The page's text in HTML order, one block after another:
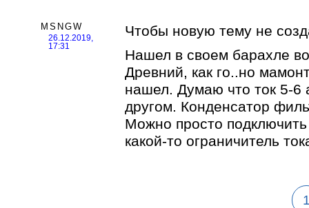
MSNGW
26.12.2019,
17:31
Чтобы новую тему не
Нашел в своем барахле
Древний, как го..но
нашел. Думаю что ток 5-6
другом. Конденсатор
Можно просто
какой-то ограничитель